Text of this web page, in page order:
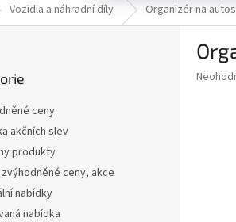
Vozidla a náhradní díly Organizér na
ceny
akčních slev
produkty
ceny, akce
nabídky
nabídka